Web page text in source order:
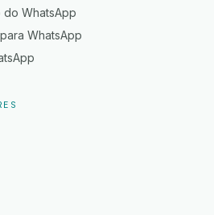
WhatsApp
WhatsApp